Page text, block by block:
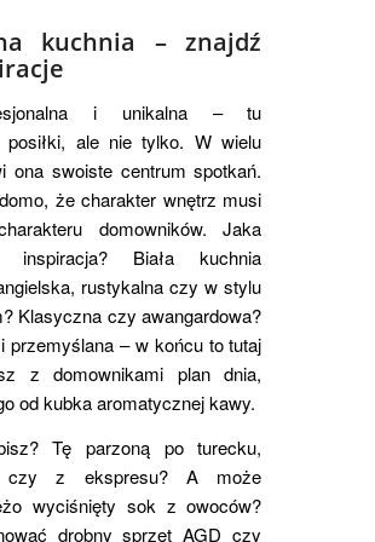
kuchnia – znajdź
i unikalna – tu
posiłki, ale nie tylko. W wielu
ona swoiste centrum spotkań.
że charakter wnętrz musi
domowników. Jaka
inspiracja? Biała kuchnia
rustykalna czy w stylu
Klasyczna czy awangardowa?
przemyślana – w końcu to tutaj
z domownikami plan dnia,
od kubka aromatycznej kawy.
Tę parzoną po turecku,
czy z ekspresu? A może
wyciśnięty sok z owoców?
drobny sprzęt AGD czy